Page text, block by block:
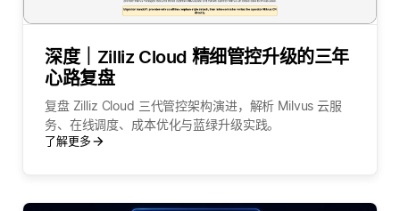
深度｜Zilliz Cloud 精细管控升级的三年
心路复盘
复盘 Zilliz Cloud 三代管控架构演进，解析 Milvus 云服
务、在线调度、成本优化与蓝绿升级实践。
了解更多